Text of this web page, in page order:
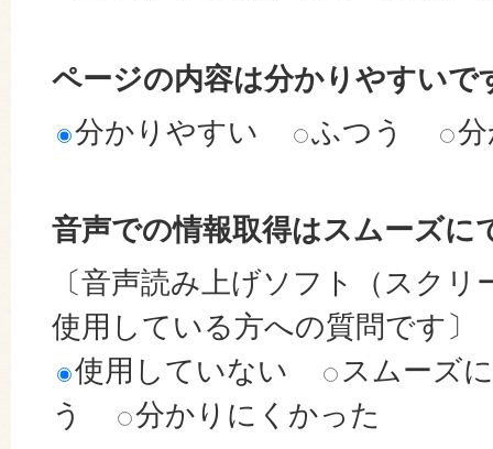
ページの内容は分かりやすいで
分かりやすい
ふつう
音声での情報取得はスムーズに
〔音声読み上げソフト（スク
使用している方への質問です〕
使用していない
スムーズ
う
分かりにくかった